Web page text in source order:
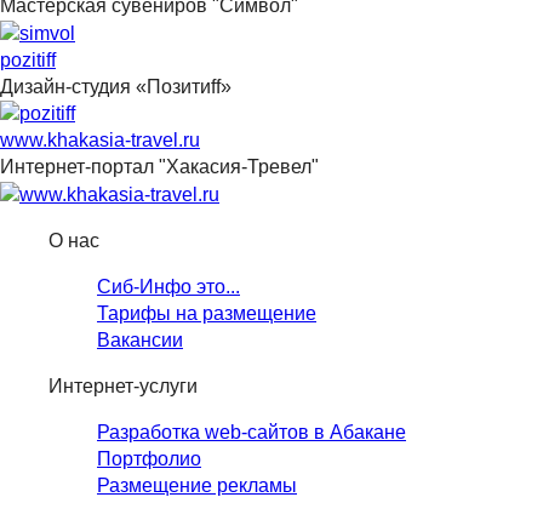
Мастерская сувениров "Символ"
pozitiff
Дизайн-студия «Позитиff»
www.khakasia-travel.ru
Интернет-портал "Хакасия-Тревел"
О нас
Сиб-Инфо это...
Тарифы на размещение
Вакансии
Интернет-услуги
Разработка web-сайтов в Абакане
Портфолио
Размещение рекламы